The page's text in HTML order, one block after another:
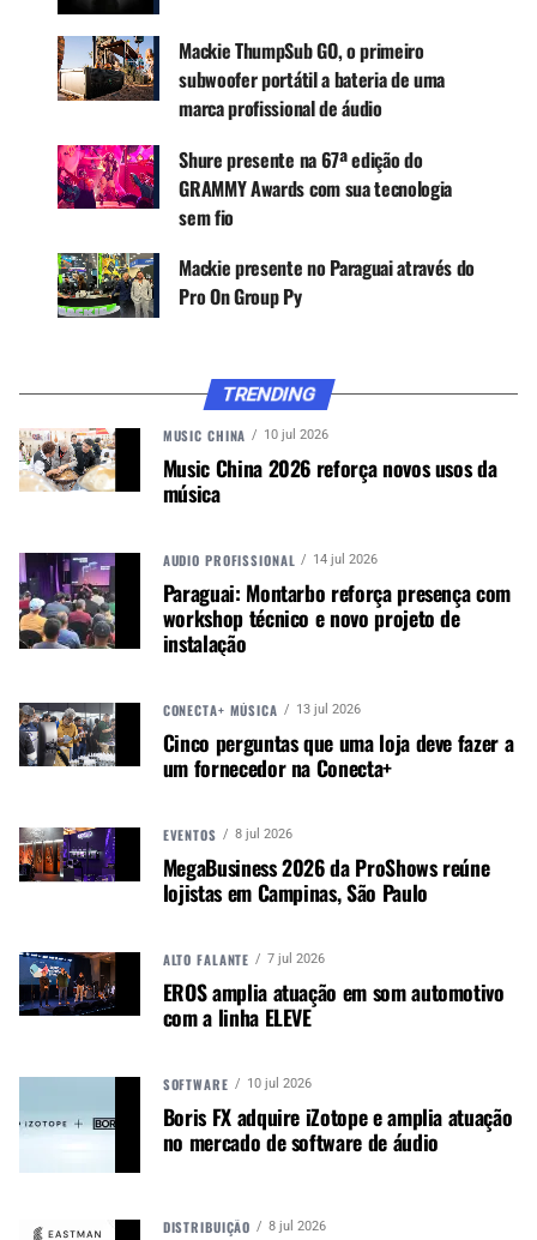
microfone pode ser colocado na frente de um
cantor para obter calidez e brilho, ou usado para
capturar todos os detalhes do som durante a
apresentação de um guitarrista, por exemplo.
A sua montagem é fácil, bastando ligá-lo ao
computador com o cabo USB fornecido e está
pronto a usar. Sem botões, também é ótimo para
live streaming
Este modelo oferece um padrão polar cardióide
minimizando o som atrás da mesma.
O microfone grava áudio a 16 bits/48 kHz e vem
com software profissional Pro Tools | First e
Waveform OEM, junto com um
USB
tipo B.
PONTOS PRINCIPAIS
Mackie ThumpSub GO, o primeiro
subwoofer portátil a bateria de uma
marca profissional de áudio
Shure presente na 67ª edição do
GRAMMY Awards com sua tecnologia
sem fio
Mackie presente no Paraguai através do
Pro On Group Py
TRENDING
MUSIC CHINA 10 jul 2026
Music China 2026 reforça novos usos da
música
AUDIO PROFISSIONAL 14 jul 2026
Paraguai: Montarbo reforça presença com
workshop técnico e novo projeto de
instalação
CONECTA+ MÚSICA 13 jul 2026
Cinco perguntas que uma loja deve fazer a
um fornecedor na Conecta+
EVENTOS 8 jul 2026
MegaBusiness 2026 da ProShows reúne
lojistas em Campinas, São Paulo
ALTO FALANTE 7 jul 2026
EROS amplia atuação em som automotivo
com a linha ELEVE
SOFTWARE 10 jul 2026
Boris FX adquire iZotope e amplia atuação
no mercado de software de áudio
DISTRIBUIÇÃO 8 jul 2026